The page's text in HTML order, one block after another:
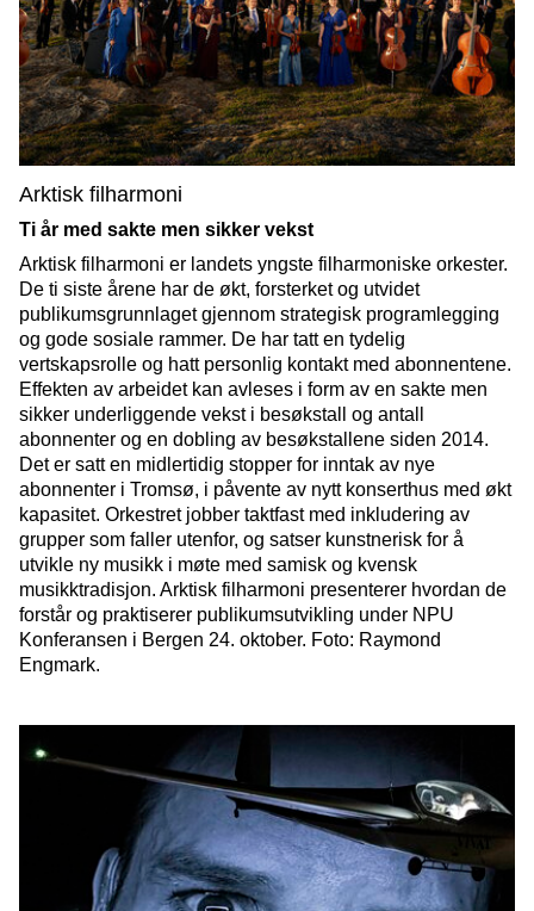
Arktisk filharmoni
Ti år med sakte men sikker vekst
Arktisk filharmoni er landets yngste filharmoniske orkester.
De ti siste årene har de økt, forsterket og utvidet
publikumsgrunnlaget gjennom strategisk programlegging
og gode sosiale rammer. De har tatt en tydelig
vertskapsrolle og hatt personlig kontakt med abonnentene.
Effekten av arbeidet kan avleses i form av en sakte men
sikker underliggende vekst i besøkstall og antall
abonnenter og en dobling av besøkstallene siden 2014.
Det er satt en midlertidig stopper for inntak av nye
abonnenter i Tromsø, i påvente av nytt konserthus med økt
kapasitet. Orkestret jobber taktfast med inkludering av
grupper som faller utenfor, og satser kunstnerisk for å
utvikle ny musikk i møte med samisk og kvensk
musikktradisjon. Arktisk filharmoni presenterer hvordan de
forstår og praktiserer publikumsutvikling under NPU
Konferansen i Bergen 24. oktober. Foto: Raymond
Engmark.